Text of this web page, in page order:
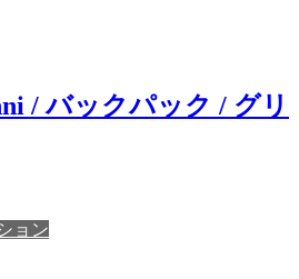
/ バックパック / グリ
ョン